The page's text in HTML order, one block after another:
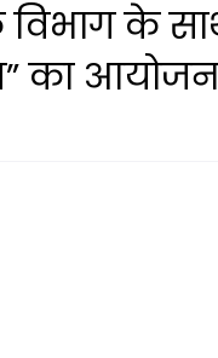
विभाग के
का आयोजन